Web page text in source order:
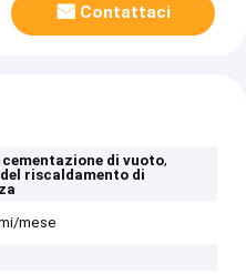
Contattaci
cementazione di vuoto,
riscaldamento di
mese